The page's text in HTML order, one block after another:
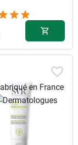
4,19 €